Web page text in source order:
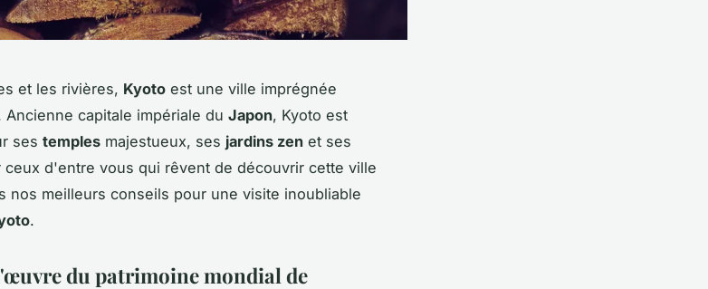
et les rivières, Kyoto est une ville imprégnée
capitale impériale du Japon, Kyoto est
ses temples majestueux, ses jardins zen et ses
d'entre vous qui rêvent de découvrir cette ville
nos meilleurs conseils pour une visite inoubliable
.
du patrimoine mondial de